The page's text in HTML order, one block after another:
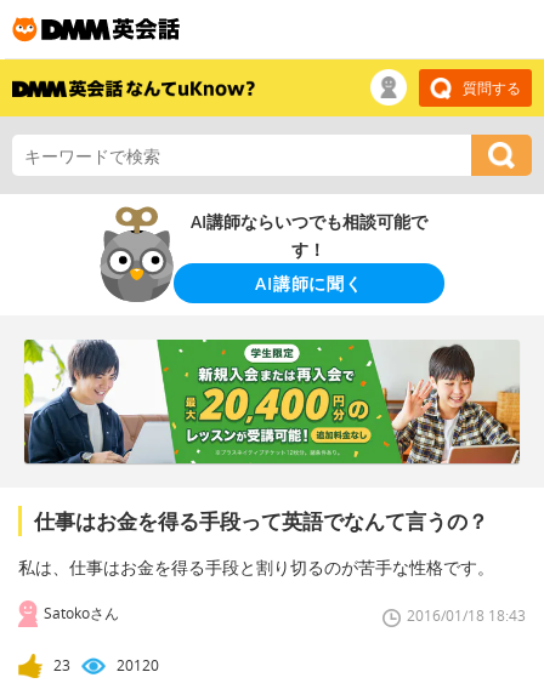
質問する
AI講師ならいつでも相談可能で
す！
AI講師に聞く
仕事はお金を得る手段って英語でなんて言うの？
私は、仕事はお金を得る手段と割り切るのが苦手な性格です。
Satokoさん 2016/01/18 18:43
23 20120